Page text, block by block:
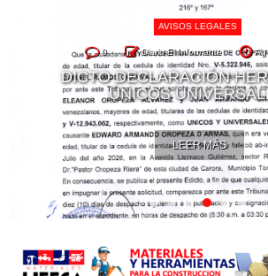
AVISOS LEGALES
0 Diario El Informante
DICTO DECLARACIÓN
ÚNICOS
LEER MÁS